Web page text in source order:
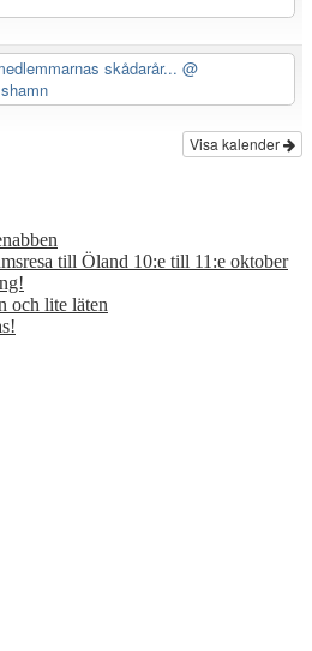
skådarår... @
Visa kalender
till Öland 10:e till 11:e oktober
och lite läten